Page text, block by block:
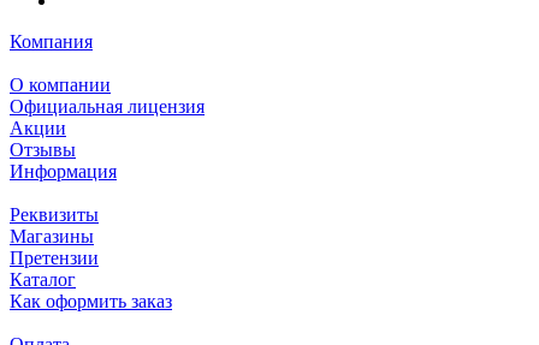
Компания
О компании
Официальная лицензия
Акции
Отзывы
Информация
Реквизиты
Магазины
Претензии
Каталог
Как оформить заказ